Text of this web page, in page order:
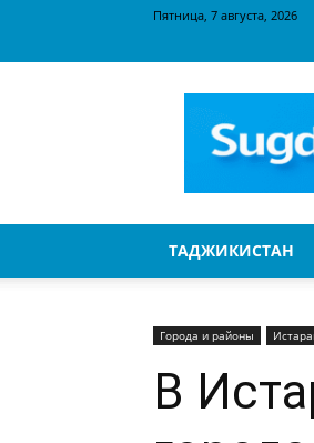
Пятница, 7 августа, 2026
ТАДЖИКИСТАН
Города и районы
В